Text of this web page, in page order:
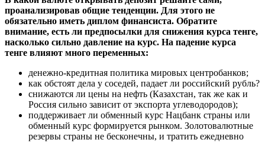
проанализировав общие тенденции. Для этого не
обязательно иметь диплом финансиста. Обратите
внимание, есть ли предпосылки для снижения курса тенге,
насколько сильно давление на курс. На падение курса
тенге влияют много переменных:
денежно-кредитная политика мировых центробанков;
как обстоят дела у соседей, падает ли российский рубль?
снижаются ли цены на нефть (Казахстан, так же как и
Россия сильно зависит от экспорта углеводородов);
поддерживает ли обменный курс Нацбанк страны или
обменный курс формируется рынком. Золотовалютные
резервы страны не бесконечны, и тратить ежедневно